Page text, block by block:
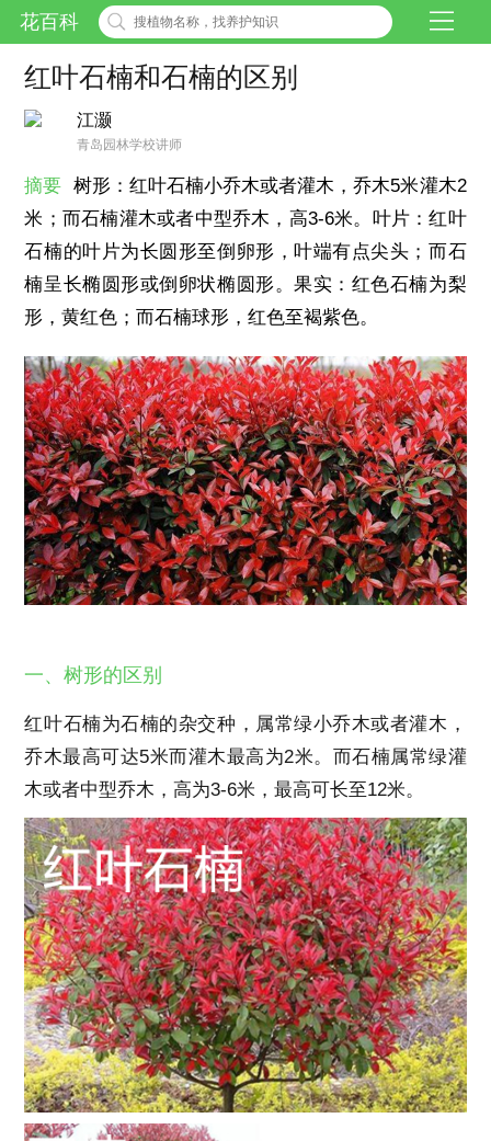
花百科
红叶石楠和石楠的区别
江灏
青岛园林学校讲师
摘要 树形：红叶石楠小乔木或者灌木，乔木5米灌木2
米；而石楠灌木或者中型乔木，高3-6米。叶片：红叶
石楠的叶片为长圆形至倒卵形，叶端有点尖头；而石
楠呈长椭圆形或倒卵状椭圆形。果实：红色石楠为梨
形，黄红色；而石楠球形，红色至褐紫色。
一、树形的区别
红叶石楠为石楠的杂交种，属常绿小乔木或者灌木，
乔木最高可达5米而灌木最高为2米。而石楠属常绿灌
木或者中型乔木，高为3-6米，最高可长至12米。